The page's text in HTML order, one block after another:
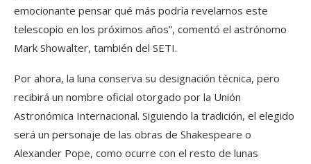
emocionante pensar qué más podría revelarnos este
telescopio en los próximos años”, comentó el astrónomo
Mark Showalter, también del SETI.
Por ahora, la luna conserva su designación técnica, pero
recibirá un nombre oficial otorgado por la Unión
Astronómica Internacional. Siguiendo la tradición, el elegido
será un personaje de las obras de Shakespeare o
Alexander Pope, como ocurre con el resto de lunas